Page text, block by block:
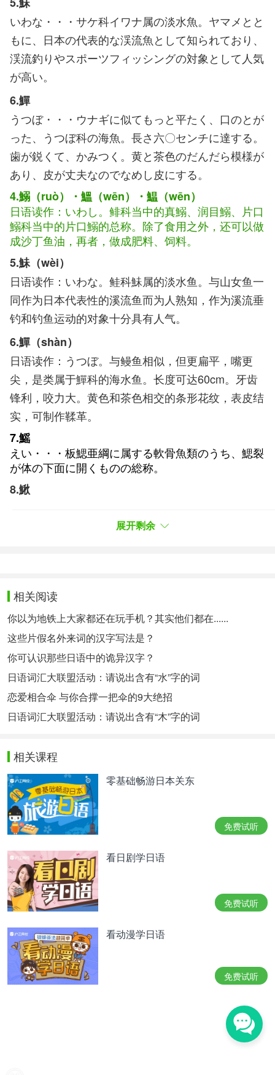
いわな・・・サケ科イワナ属の淡水魚。ヤマメとと
もに、日本の代表的な渓流魚として知られており、
渓流釣りやスポーツフィッシングの対象として人気
が高い。
6.鱓
うつぼ・・・ウナギに似てもっと平たく、口のとが
った、うつぼ科の海魚。長さ六〇センチに達する。
歯が鋭くて、かみつく。黄と茶色のだんだら模様が
あり、皮が丈夫なのでなめし皮にする。
4.鰯（ruò）・鰮（wēn）・鰛（wēn）
日语读作：いわし。鲱科当中的真鰯、润目鰯、片口
鰯科当中的片口鰯的总称。除了食用之外，还可以做
成沙丁鱼油，再者，做成肥料、饲料。
5.鮇（wèi）
日语读作：いわな。鲑科鮇属的淡水鱼。与山女鱼一
同作为日本代表性的溪流鱼而为人熟知，作为溪流垂
钓和钓鱼运动的对象十分具有人气。
6.鱓（shàn）
日语读作：うつぼ。与鳗鱼相似，但更扁平，嘴更
尖，是类属于鱓科的海水鱼。长度可达60cm。牙齿
锋利，咬力大。黄色和茶色相交的条形花纹，表皮结
实，可制作鞣革。
7.鰩
えい・・・板鰓亜綱に属する軟骨魚類のうち、鰓裂
が体の下面に開くものの総称。
8.鰍
よっては、他のハゼ科の魚とともにゴリ、ドンコと
かずのこ・・・ニシンの魚卵である。
7.鳐（yáo）
日语读作：えい。是所属于板鳃亚纲的软骨鱼类当中
鳃裂位于身体下面的鱼类的总称。
8.鳅（qiū）
日语读作：かじか。所属于鲉形目鳅科的鱼类。根据
地区不同，也有时候与其它鲨科的鱼一同被称为“ゴ
暗褐色，根据地域的变化颜色丰富。
9.鯑（xī）
日语读作：かずのこ。也就是鲱鱼的鱼卵。
10.鰹
かつお・・・スズキ目・サバ科に属する魚の一種。
暖海・外洋性の大型肉食魚。
11.魳
かます・・・スズキ目サバ亜目カマス科に分類され
る魚類の総称。カマス科はカマス属のみ1属で構成
され、オニカマスなど少なくとも21種が記載され
る。
12.鰈
かれい・・・かれい科の海魚。体は平らで卵形。普
通、目は二つとも体の右側にある。目のある側の体
色は黒いが、周囲の色によってすぐに変わる。反対
側は白色。海底の砂の上に、黒い方を上にして横た
展开剩余
相关阅读
你以为地铁上大家都还在玩手机？其实他们都在......
这些片假名外来词的汉字写法是？
你可认识那些日语中的诡异汉字？
日语词汇大联盟活动：请说出含有“水”字的词
恋爱相合伞 与你合撑一把伞的9大绝招
日语词汇大联盟活动：请说出含有“木”字的词
相关课程
零基础畅游日本关东
免费试听
看日剧学日语
免费试听
看动漫学日语
免费试听